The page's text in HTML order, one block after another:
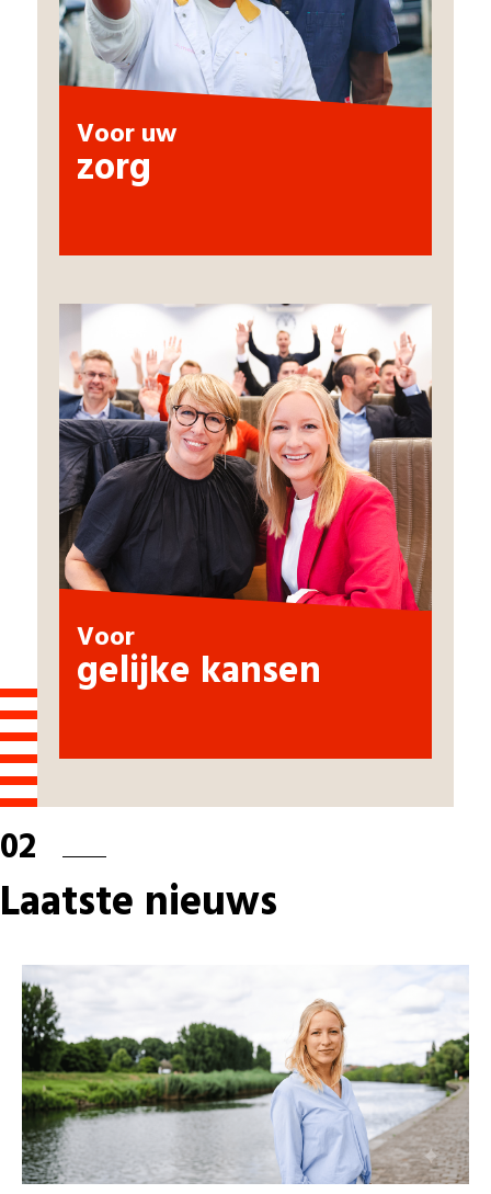
Voor uw
zorg
Voor
gelijke kansen
02
Laatste nieuws